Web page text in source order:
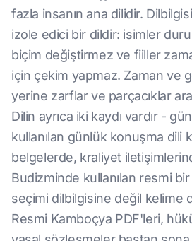
fazla insanın ana dilidir.
izole edici bir dildir: isimler
biçim değiştirmez ve fiiller
için çekim yapmaz. Zaman ve
yerine zarflar ve parçacıklar
Dilin ayrıca iki kaydı vardır -
kullanılan günlük konuşma dili
belgelerde, kraliyet
Budizminde kullanılan resmi bir
seçimi dilbilgisine değil kelime
Resmi Kamboçya PDF'leri,